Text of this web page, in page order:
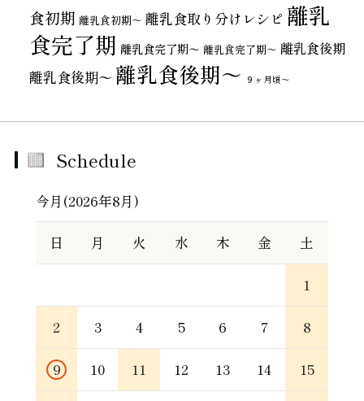
食初期 離乳食初期～ 離乳食取り分けレシピ 離乳
食完了期 離乳食完了期〜 離乳食完了期～ 離乳食後期
離乳食後期〜 離乳食後期～ ９ヶ月頃～
Schedule
今月(2026年8月)
日 月 火 水 木 金 土
1
2 3 4 5 6 7 8
9 10 11 12 13 14 15